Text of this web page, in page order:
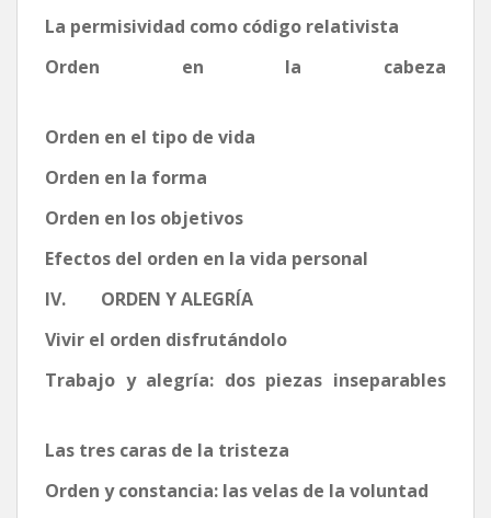
La permisividad como código relativista
Orden en la cabeza
Orden en el tipo de vida
Orden en la forma
Orden en los objetivos
Efectos del orden en la vida personal
IV. ORDEN Y ALEGRÍA
Vivir el orden disfrutándolo
Trabajo y alegría: dos piezas inseparables
Las tres caras de la tristeza
Orden y constancia: las velas de la voluntad